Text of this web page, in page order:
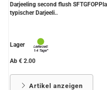
Darjeeling second flush
typischer Darjeeli..
Lager
Ab € 2.00
Artikel anzeigen